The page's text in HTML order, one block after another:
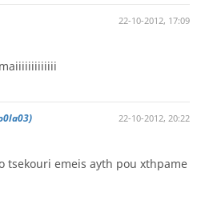
22-10-2012, 17:09
22-10-2012, 20:22
tsekouri emeis ayth pou xthpame